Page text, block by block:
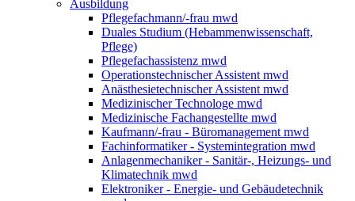
Ausbildung
Pflegefachmann/-frau mwd
Duales Studium (Hebammenwissenschaft,
Pflege)
Pflegefachassistenz mwd
Operationstechnischer Assistent mwd
Anästhesietechnischer Assistent mwd
Medizinischer Technologe mwd
Medizinische Fachangestellte mwd
Kaufmann/-frau - Büromanagement mwd
Fachinformatiker - Systemintegration mwd
Anlagenmechaniker - Sanitär-, Heizungs- und
Klimatechnik mwd
Elektroniker - Energie- und Gebäudetechnik